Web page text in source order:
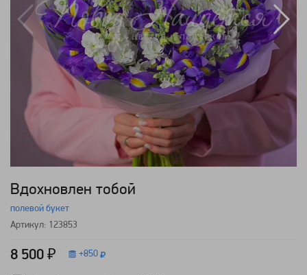
Вдохновлен тобой
полевой букет
Артикул: 123853
8 500 ₽ +850